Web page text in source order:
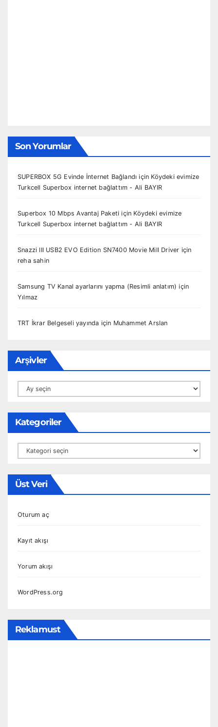
Son Yorumlar
SUPERBOX 5G Evinde İnternet Bağlandı için Köydeki evimize
Turkcell Superbox internet bağlattım - Ali BAYIR
Superbox 10 Mbps Avantaj Paketi için Köydeki evimize
Turkcell Superbox internet bağlattım - Ali BAYIR
Snazzi III USB2 EVO Edition SN7400 Movie Mill Driver için
reha sahin
Samsung TV Kanal ayarlarını yapma (Resimli anlatım) için
Yılmaz
TRT İkrar Belgeseli yayında için Muhammet Arslan
Arşivler
Arşivler
Kategoriler
Kategoriler
Üst Veri
Oturum aç
Kayıt akışı
Yorum akışı
WordPress.org
Reklamust